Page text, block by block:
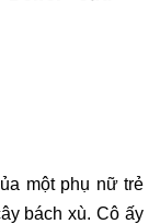
một phụ nữ trẻ
bách xù. Cô ấy